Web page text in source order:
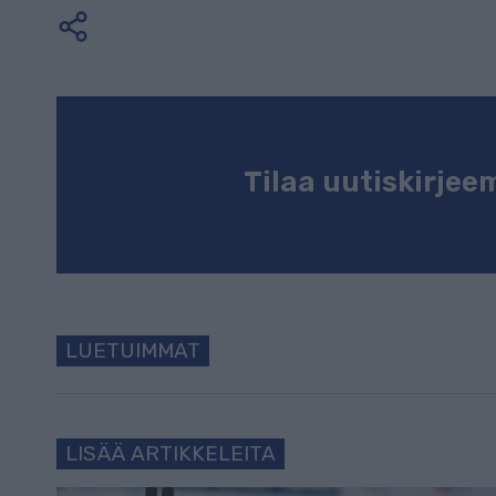
Tilaa
LUETUIMMAT
LISÄÄ ARTIKKELEITA